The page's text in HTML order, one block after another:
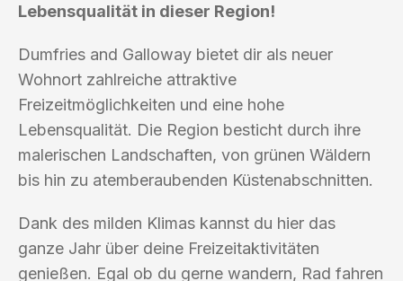
Lebensqualität in dieser Region!
Dumfries and Galloway bietet dir als neuer
Wohnort zahlreiche attraktive
Freizeitmöglichkeiten und eine hohe
Lebensqualität. Die Region besticht durch ihre
malerischen Landschaften, von grünen Wäldern
bis hin zu atemberaubenden Küstenabschnitten.
Dank des milden Klimas kannst du hier das
ganze Jahr über deine Freizeitaktivitäten
genießen. Egal ob du gerne wandern, Rad fahren